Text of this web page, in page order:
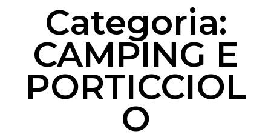
Categoria:
CAMPING E
PORTICCIOL
O